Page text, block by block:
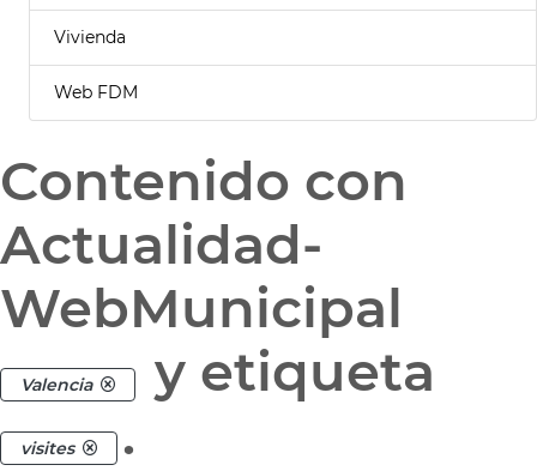
Vivienda
Web FDM
Contenido con
Actualidad-
WebMunicipal
Valencia y etiqueta
visites .